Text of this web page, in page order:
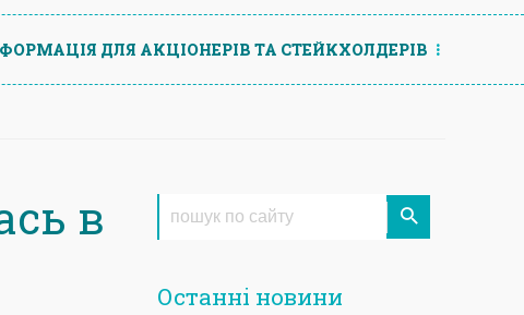
ДЛЯ АКЦIОНЕРIВ ТА СТЕЙКХОЛДЕРIВ
в
Останні новини